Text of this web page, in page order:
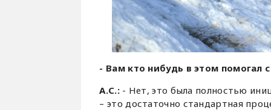
- Вам кто нибудь в этом помогал
А.С.:- Нет, это была полностью
– это достаточно стандартная